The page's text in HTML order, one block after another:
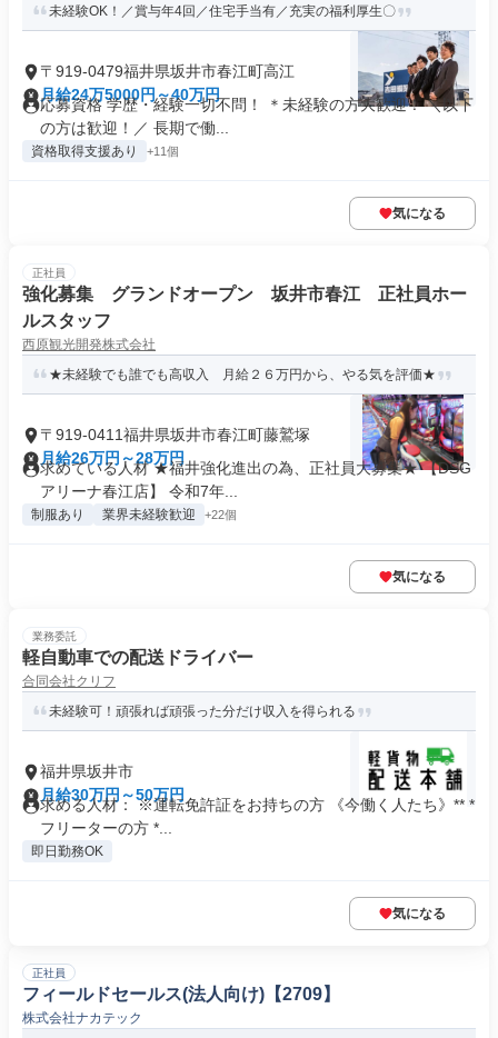
未経験OK！／賞与年4回／住宅手当有／充実の福利厚生〇
〒919-0479福井県坂井市春江町高江
月給24万5000円～40万円
応募資格 学歴・経験一切不問！ ＊未経験の方大歓迎！ ＼以下
の方は歓迎！／ 長期で働...
資格取得支援あり +11個
気になる
正社員
強化募集 グランドオープン 坂井市春江 正社員ホー
ルスタッフ
西原観光開発株式会社
★未経験でも誰でも高収入 月給２６万円から、やる気を評価★
〒919-0411福井県坂井市春江町藤鷲塚
月給26万円～28万円
求めている人材 ★福井強化進出の為、正社員大募集★ 【DSG
アリーナ春江店】 令和7年...
制服あり 業界未経験歓迎 +22個
気になる
業務委託
軽自動車での配送ドライバー
合同会社クリフ
未経験可！頑張れば頑張った分だけ収入を得られる
福井県坂井市
月給30万円～50万円
求める人材： ※運転免許証をお持ちの方 《今働く人たち》** *
フリーターの方 *...
即日勤務OK
気になる
正社員
フィールドセールス(法人向け)【2709】
株式会社ナカテック